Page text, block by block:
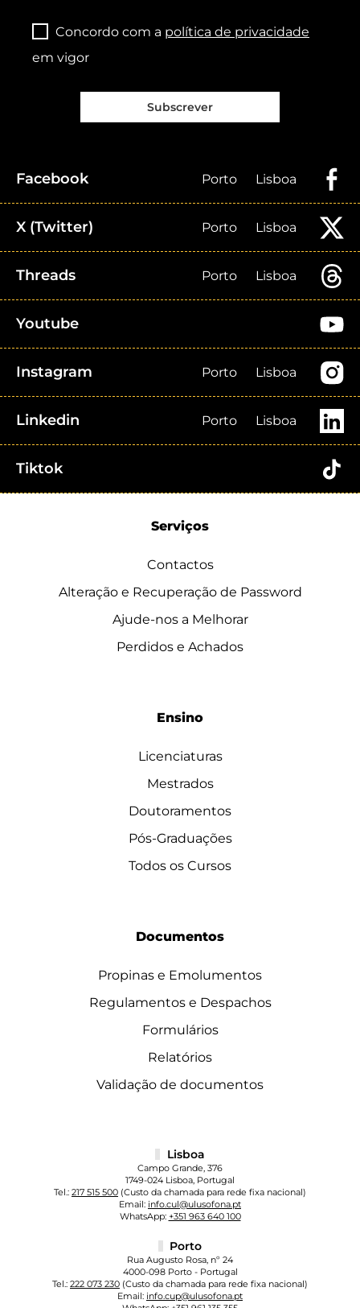
Concordo com a política de privacidade
em vigor
Subscrever
Facebook Porto Lisboa
X (Twitter) Porto Lisboa
Threads Porto Lisboa
Youtube
Instagram Porto Lisboa
Linkedin Porto Lisboa
Tiktok
Serviços
Contactos
Alteração e Recuperação de Password
Ajude-nos a Melhorar
Perdidos e Achados
Ensino
Licenciaturas
Mestrados
Doutoramentos
Pós-Graduações
Todos os Cursos
Documentos
Propinas e Emolumentos
Regulamentos e Despachos
Formulários
Relatórios
Validação de documentos
Lisboa
Campo Grande, 376
1749-024 Lisboa, Portugal
Tel.: 217 515 500 (Custo da chamada para rede fixa nacional)
Email: info.cul@ulusofona.pt
WhatsApp: +351 963 640 100
Porto
Rua Augusto Rosa, nº 24
4000-098 Porto - Portugal
Tel.: 222 073 230 (Custo da chamada para rede fixa nacional)
Email: info.cup@ulusofona.pt